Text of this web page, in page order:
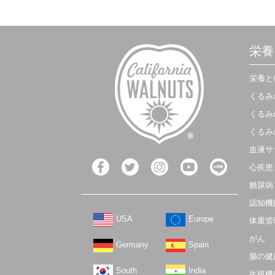
り寿司を独特のアレンジで楽しんで
USA Europe
Germany Spain
South India
栄
栄養と
くる
くる
くる
血液
心疾患
糖尿病
認知機
体重管
がん
腸の健